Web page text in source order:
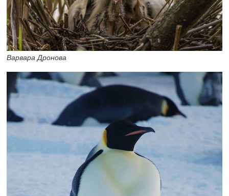
Варвара Дронова